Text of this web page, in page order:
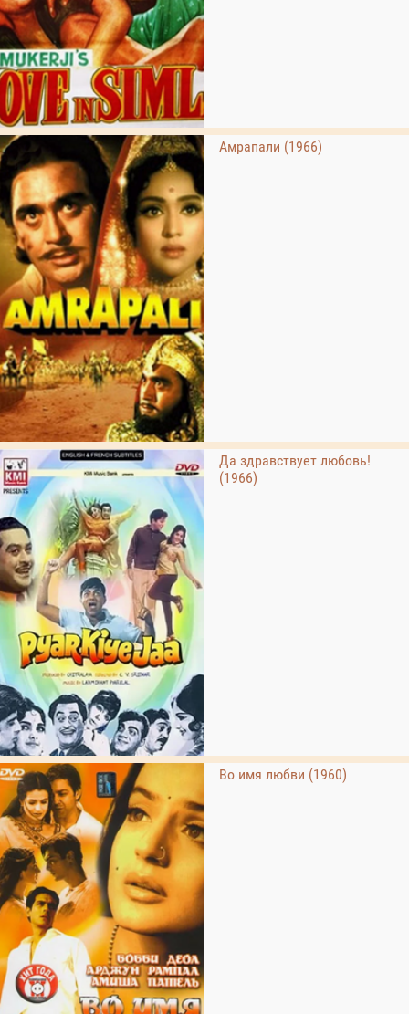
Амрапали (1966)
Да здравствует любовь!
(1966)
Во имя любви (1960)